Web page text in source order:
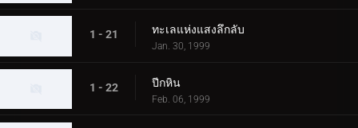
1 - 21 ทะเลแห่งแสงลึกลับ
Jan. 30, 1999
1 - 22 ปีกหิน
Feb. 06, 1999